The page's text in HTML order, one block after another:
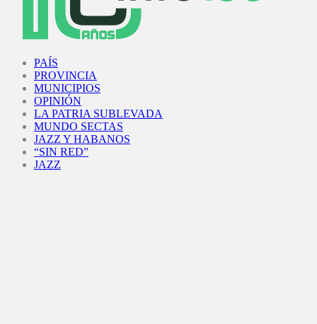
PAÍS
PROVINCIA
MUNICIPIOS
OPINIÓN
LA PATRIA SUBLEVADA
MUNDO SECTAS
JAZZ Y HABANOS
“SIN RED”
JAZZ